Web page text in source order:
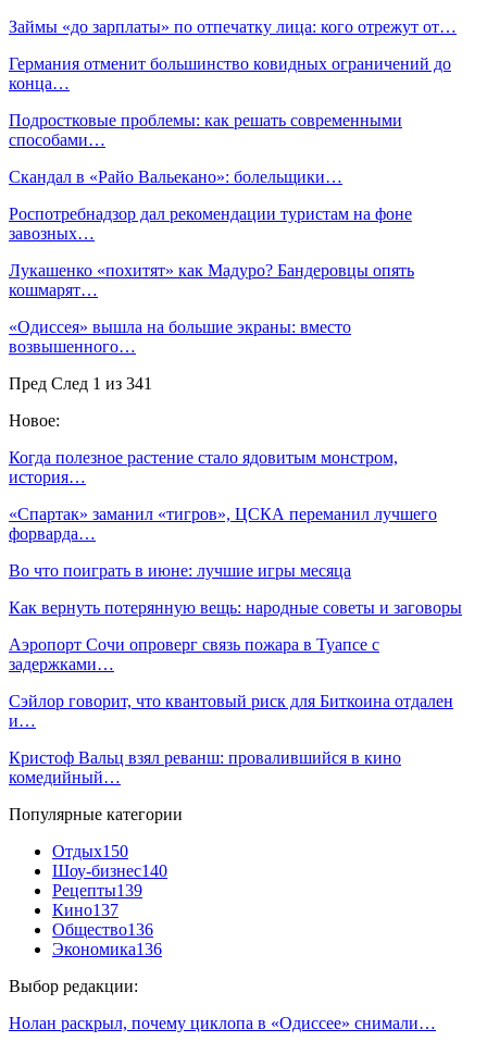
Займы «до зарплаты» по отпечатку лица: кого отрежут от…
Германия отменит большинство ковидных ограничений до
конца…
Подростковые проблемы: как решать современными
способами…
Скандал в «Райо Вальекано»: болельщики…
Роспотребнадзор дал рекомендации туристам на фоне
завозных…
Лукашенко «похитят» как Мадуро? Бандеровцы опять
кошмарят…
«Одиссея» вышла на большие экраны: вместо
возвышенного…
Пред След 1 из 341
Новое:
Когда полезное растение стало ядовитым монстром,
история…
«Спартак» заманил «тигров», ЦСКА переманил лучшего
форварда…
Во что поиграть в июне: лучшие игры месяца
Как вернуть потерянную вещь: народные советы и заговоры
Аэропорт Сочи опроверг связь пожара в Туапсе с
задержками…
Сэйлор говорит, что квантовый риск для Биткоина отдален
и…
Кристоф Вальц взял реванш: провалившийся в кино
комедийный…
Популярные категории
Отдых150
Шоу-бизнес140
Рецепты139
Кино137
Общество136
Экономика136
Выбор редакции:
Нолан раскрыл, почему циклопа в «Одиссее» снимали…